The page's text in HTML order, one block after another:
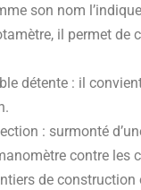
son nom
il permet de
détente : il
: surmonté
contre les
de construction